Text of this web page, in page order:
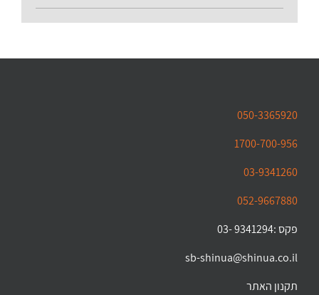
050-3365920
1700-700-956
03-9341260
052-9667880
פקס :9341294 -03
sb-shinua@shinua.co.il
תקנון האתר